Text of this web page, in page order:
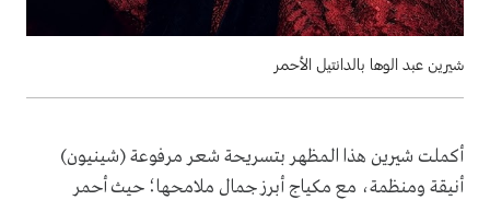
شيرين عبد الوها بالدانتيل الأحمر
أكملت شيرين هذا الـمظهر بتسريحة شعر مرفوعة (شينيون)
أنيقة ومنظمة، مع مكياج أبرز جمال ملامحها؛ حيث أحمر